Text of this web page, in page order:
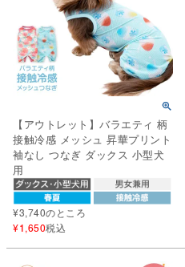
【アウトレット】バラエティ 柄
接触冷感 メッシュ 昇華プリント
袖なし つなぎ ダックス 小型犬
用
¥3,740のところ
¥1,650税込